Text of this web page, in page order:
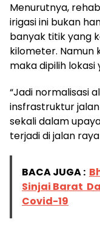
Menurutnya,
irigasi ini bukan
banyak titik yang
kilometer. Namun
maka dipilih
“Jadi normalisasi
insfrastruktur
sekali dalam
terjadi di jalan
BACA JUGA :
Sinjai Barat
Covid-19